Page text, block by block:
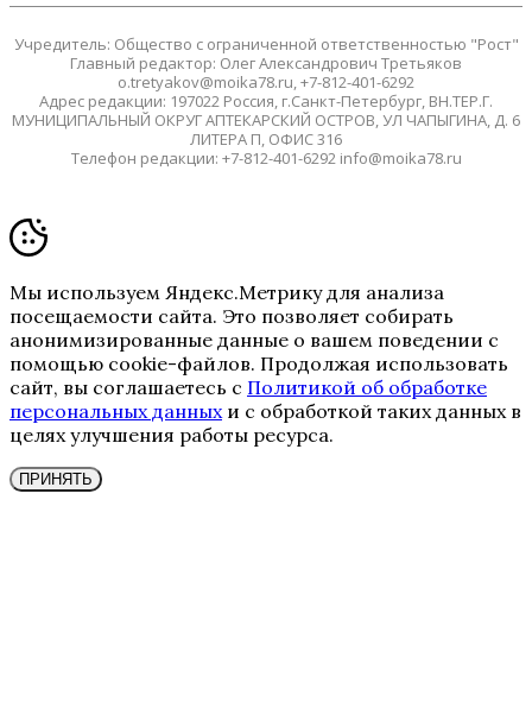
Учредитель: Общество с ограниченной ответственностью "Рост"
Главный редактор: Олег Александрович Третьяков
o.tretyakov@moika78.ru, +7-812-401-6292
Адрес редакции: 197022 Россия, г.Санкт-Петербург, ВН.ТЕР.Г.
МУНИЦИПАЛЬНЫЙ ОКРУГ АПТЕКАРСКИЙ ОСТРОВ, УЛ ЧАПЫГИНА, Д. 6
ЛИТЕРА П, ОФИС 316
Телефон редакции: +7-812-401-6292 info@moika78.ru
Мы используем Яндекс.Метрику для анализа
посещаемости сайта. Это позволяет собирать
анонимизированные данные о вашем поведении с
помощью cookie-файлов. Продолжая использовать
сайт, вы соглашаетесь с Политикой об обработке
персональных данныхи с обработкой таких данных в
целях улучшения работы ресурса.
ПРИНЯТЬ